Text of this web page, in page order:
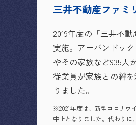
三井不動産ファミ
2019年度の「三井不
実施。アーバンドッ
やその家族など935人
従業員が家族との絆
りました。
※2021年度は、新型コロナウ
中止となりました。代わりに